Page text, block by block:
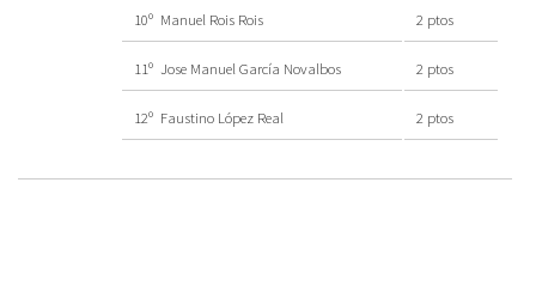
10º Manuel Rois Rois 2 ptos
11º Jose Manuel García Novalbos 2 ptos
12º Faustino López Real 2 ptos